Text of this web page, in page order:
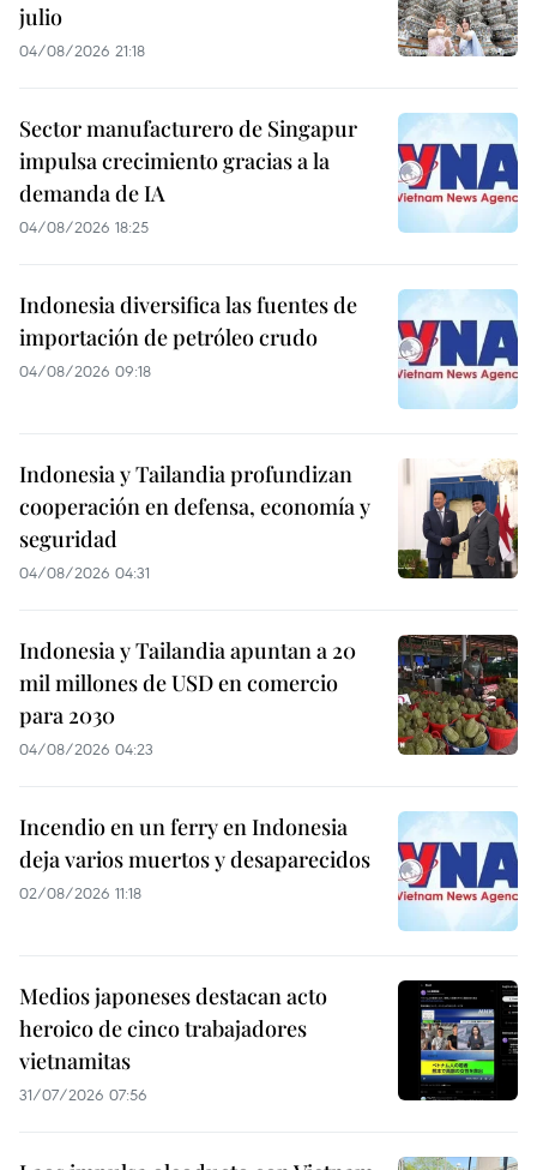
julio
04/08/2026 21:18
Sector manufacturero de Singapur
impulsa crecimiento gracias a la
demanda de IA
04/08/2026 18:25
Indonesia diversifica las fuentes de
importación de petróleo crudo
04/08/2026 09:18
Indonesia y Tailandia profundizan
cooperación en defensa, economía y
seguridad
04/08/2026 04:31
Indonesia y Tailandia apuntan a 20
mil millones de USD en comercio
para 2030
04/08/2026 04:23
Incendio en un ferry en Indonesia
deja varios muertos y desaparecidos
02/08/2026 11:18
Medios japoneses destacan acto
heroico de cinco trabajadores
vietnamitas
31/07/2026 07:56